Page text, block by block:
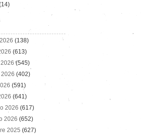
(138)
(613)
(545)
(402)
(591)
(641)
2026 (617)
2026 (652)
2025 (627)